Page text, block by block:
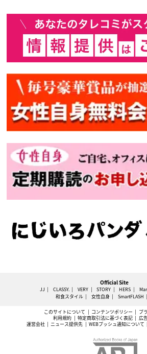
Official Site
JJ CLASSY. VERY STORY HERS
和食スタイル
女性自身 SmartFLASH
このサイトについて コンテンツポリシー
プ
利用規約
特定商取引法に基づく表記
広
運営会社
ニュース提供先 WEBプッシュ通知について